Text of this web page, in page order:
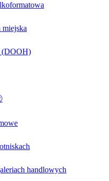
handlowych